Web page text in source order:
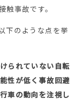
触事故です。
下のような点を挙
られていない自転
性が低く事故回避
車の動向を注視し